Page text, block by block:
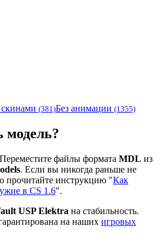
(381)Без анимации (1355)
модель?
файлы формата MDL из
. Если вы никогда раньше не
прочитайте инструкцию "Как
в CS 1.6".
USP Elektra на стабильность.
на наших игровых